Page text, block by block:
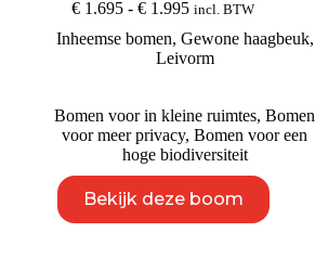
€ 1.695 - € 1.995Prijsklasse:
tot
€ 1.995
incl. BTW
Inheemse bomen, Gewone haagbeuk,
Leivorm
Bomen voor in kleine ruimtes,Bomen
voor meer privacy,Bomen voor een
hoge biodiversiteit
Bekijk deze boom
product
heeft